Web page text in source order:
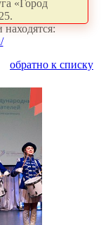
«Город
обратно к списку